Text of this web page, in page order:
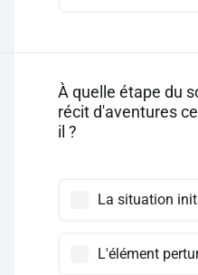
À quelle étape du
récit d'aventures
il ?
La situation
L'élément